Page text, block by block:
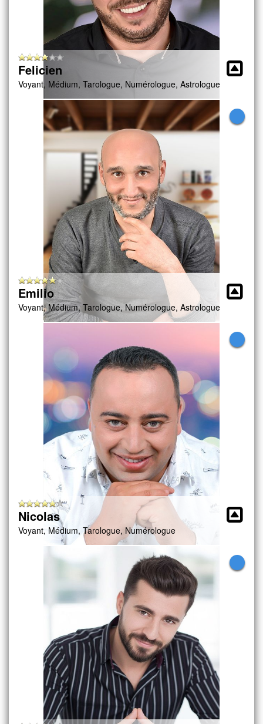
Felicien
Voyant, Médium, Tarologue, Numérologue, Astrologue
Emilio
Voyant, Médium, Tarologue, Numérologue, Astrologue
Nicolas
Voyant, Médium, Tarologue, Numérologue